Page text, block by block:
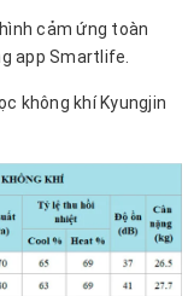
cảm ứng toàn
app Smartlife.
không khí Kyungjin